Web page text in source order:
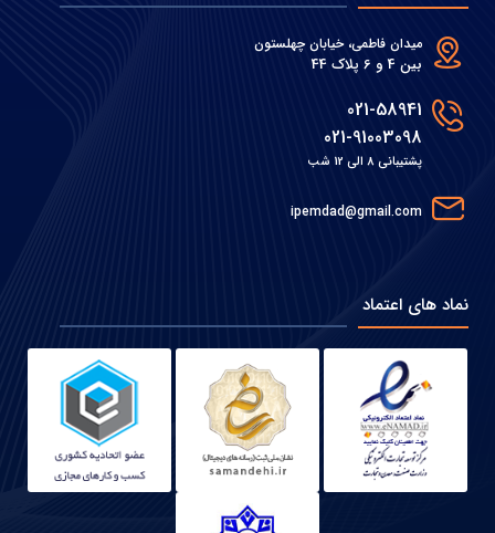
میدان فاطمی، خیابان چهلستون
بین 4 و 6 پلاک 44
021-58941
021-91003098
پشتیبانی 8 الی 12 شب
ipemdad@gmail.com
نماد های اعتماد